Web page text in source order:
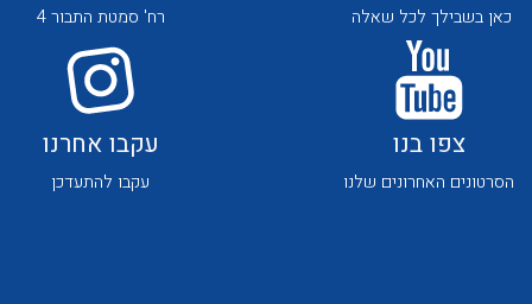
לכל מוצרי היצרן לכל מוצרי היצרן
כאן בשבילך לכל שאלה רח' סמטת התבור 4
צפו בנו
הסרטונים האחרונים שלנו
עקבו אחרנו
עקבו להתעדכן